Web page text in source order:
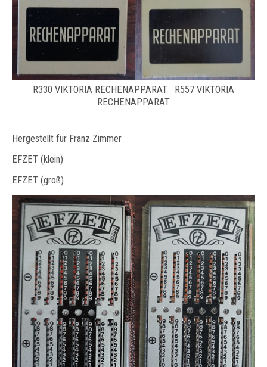
R330 VIKTORIA RECHENAPPARAT R557 VIKTORIA
RECHENAPPARAT
Hergestellt für Franz Zimmer
EFZET (klein)
EFZET (groß)